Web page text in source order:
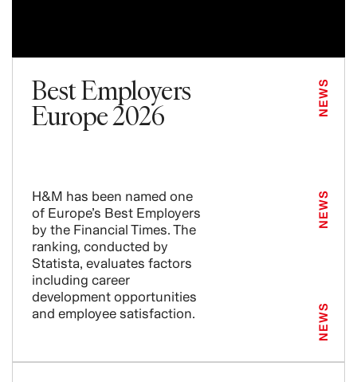
Best Employers
Europe 2026
H&M has been named one
of Europe’s Best Employers
by the Financial Times. The
ranking, conducted by
Statista, evaluates factors
including career
development opportunities
and employee satisfaction.
NEWS
NEWS
NEWS